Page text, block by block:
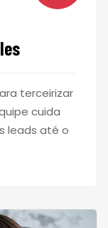
terceirizar
cuida
leads até o